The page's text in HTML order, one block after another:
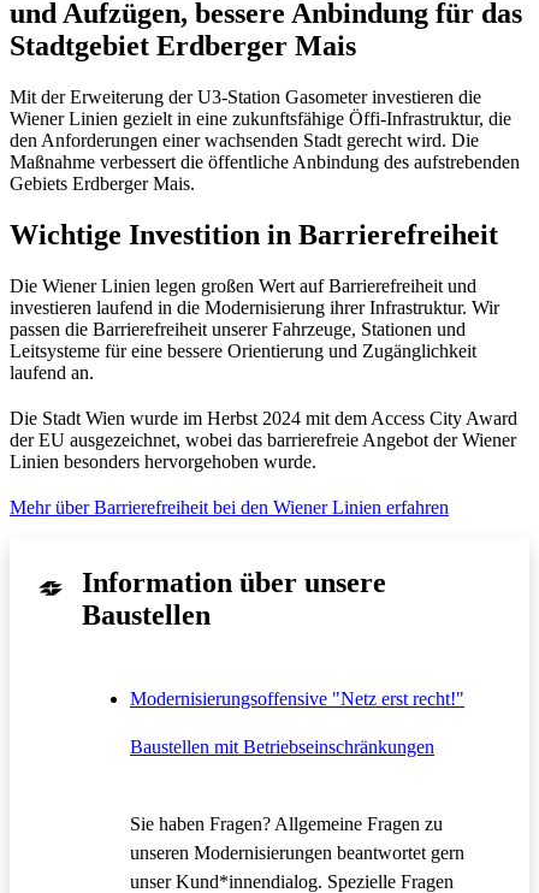
und Aufzügen, bessere Anbindung für das
Stadtgebiet Erdberger Mais
Mit der Erweiterung der U3-Station Gasometer investieren die
Wiener Linien gezielt in eine zukunftsfähige Öffi-Infrastruktur, die
den Anforderungen einer wachsenden Stadt gerecht wird. Die
Maßnahme verbessert die öffentliche Anbindung des aufstrebenden
Gebiets Erdberger Mais.
Wichtige Investition in Barrierefreiheit
Die Wiener Linien legen großen Wert auf Barrierefreiheit und
investieren laufend in die Modernisierung ihrer Infrastruktur. Wir
passen die Barrierefreiheit unserer Fahrzeuge, Stationen und
Leitsysteme für eine bessere Orientierung und Zugänglichkeit
laufend an.
Die Stadt Wien wurde im Herbst 2024 mit dem Access City Award
der EU ausgezeichnet, wobei das barrierefreie Angebot der Wiener
Linien besonders hervorgehoben wurde.
Mehr über Barrierefreiheit bei den Wiener Linien erfahren
Information über unsere
Baustellen
Modernisierungsoffensive "Netz erst recht!"
Baustellen mit Betriebseinschränkungen
Sie haben Fragen? Allgemeine Fragen zu
unseren Modernisierungen beantwortet gern
unser Kund*innendialog. Spezielle Fragen